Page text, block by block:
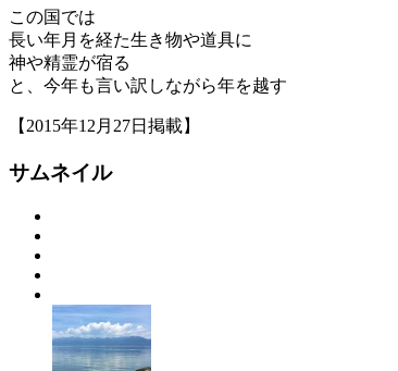
この国では
長い年月を経た生き物や道具に
神や精霊が宿る
と、今年も言い訳しながら年を越す
【2015年12月27日掲載】
サムネイル